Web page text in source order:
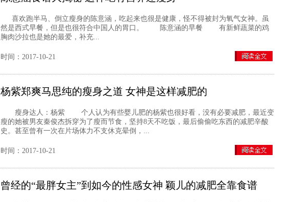
喜欢跑半马、倒立瘦身的陈意涵，吃起来也很是健康，怪不得被封为氧气女神。虽
然是西式早餐，但是也很符合中国人的胃口。 陈意涵的早餐 有新鲜蔬菜的鸡
胸肉沙拉也是她的最爱，补充...
时间：2017-10-21
杨紫郑爽马思纯的瘦身之道 女神是这样减肥的
瘦身达人：杨紫 个人认为有些婴儿肥的杨紫也很好看，没有必要减肥，最近变
瘦的她被男友秦俊杰拆穿为了瘦而节食，坚持8天不吃饭，最后偷偷吃东西的减肥辛酸
史。甚至曾有一次在片场体力不支休克晕倒，...
时间：2017-10-21
曾经的“最胖女主”到如今的性感女神 颖儿的减肥全靠食谱